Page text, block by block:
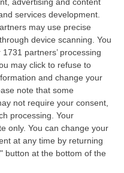
services development.
may use precise
device scanning. You
partners’ processing
may click to refuse to
and change your
note that some
not require your consent,
processing. Your
only. You can change your
at any time by returning
button at the bottom of the
mala, «dovevamo
alcune
e San